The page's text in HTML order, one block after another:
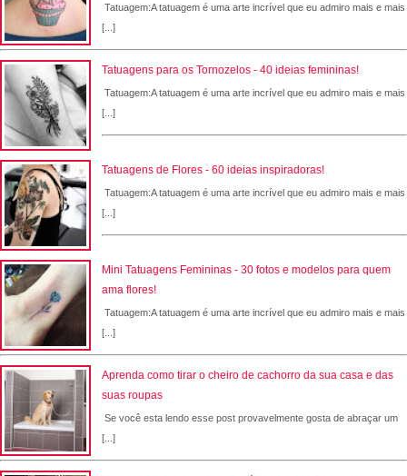
Tatuagem:A tatuagem é uma arte incrível que eu admiro mais e mais
[...]
Tatuagens para os Tornozelos - 40 ideias femininas!
Tatuagem:A tatuagem é uma arte incrível que eu admiro mais e mais
[...]
Tatuagens de Flores - 60 ideias inspiradoras!
Tatuagem:A tatuagem é uma arte incrível que eu admiro mais e mais
[...]
Mini Tatuagens Femininas - 30 fotos e modelos para quem
ama flores!
Tatuagem:A tatuagem é uma arte incrível que eu admiro mais e mais
[...]
Aprenda como tirar o cheiro de cachorro da sua casa e das
suas roupas
Se você esta lendo esse post provavelmente gosta de abraçar um
[...]